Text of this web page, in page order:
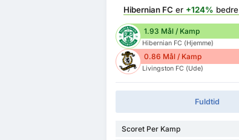
Hibernian FC er +124% bedre
1.93 Mål / Kamp
Hibernian FC (Hjemme)
0.86 Mål / Kamp
Livingston FC (Ude)
Fuldtid
Scoret Per Kamp